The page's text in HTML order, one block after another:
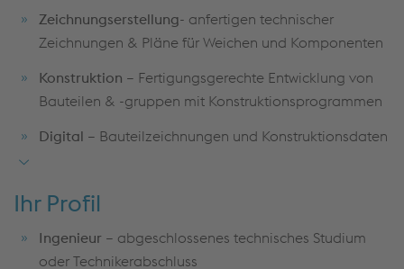
Zeichnungserstellung- anfertigen technischer
Zeichnungen & Pläne für Weichen und Komponenten
Konstruktion – Fertigungsgerechte Entwicklung von
Bauteilen & -gruppen mit Konstruktionsprogrammen
Digital – Bauteilzeichnungen und Konstruktionsdaten
Projektarbeit
zur Standardisierung und Weiterentwicklung
Kundenberatung
– technischer Natur, sowie
Ihr Profil
Ingenieur – abgeschlossenes technisches Studium
oder Technikerabschluss